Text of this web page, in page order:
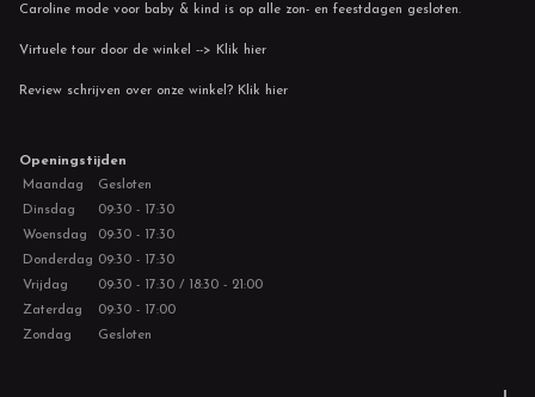
Caroline mode voor baby & kind is op alle zon- en feestdagen gesloten.
Virtuele tour door de winkel --> Klik hier
Review schrijven over onze winkel? Klik hier
Openingstijden
Maandag
Gesloten
Dinsdag
09:30 - 17:30
Woensdag
09:30 - 17:30
Donderdag 09:30 - 17:30
Vrijdag
09:30 - 17:30 / 18:30 - 21:00
Zaterdag
09:30 - 17:00
Zondag
Gesloten